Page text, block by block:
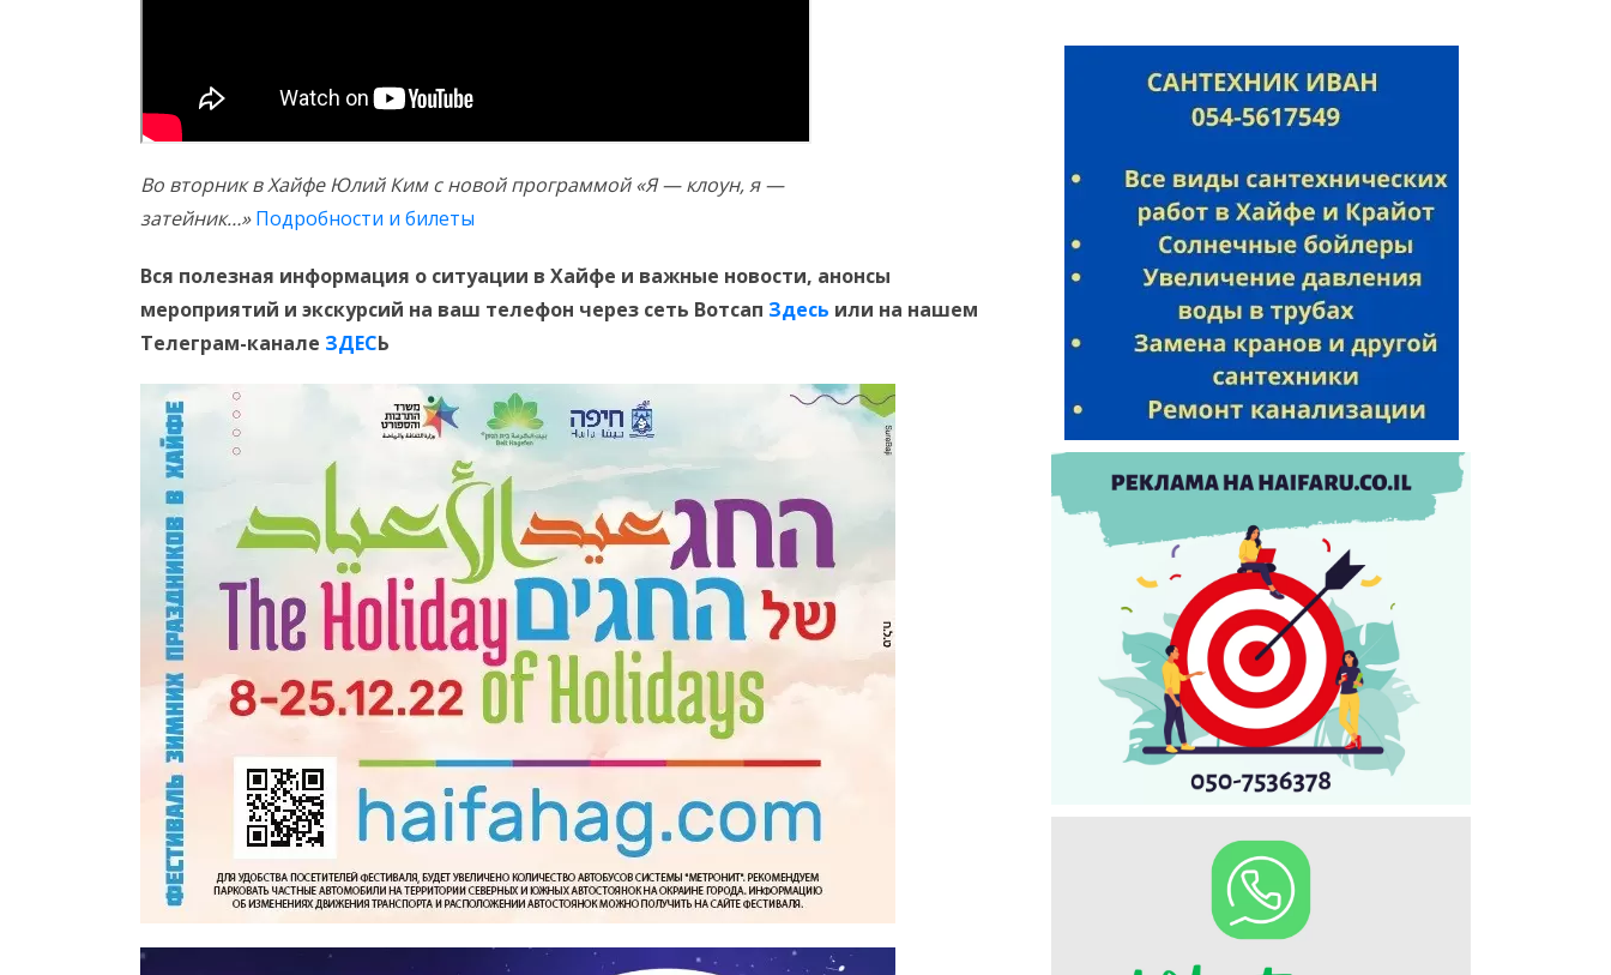
Во вторник в Хайфе Юлий Ким с новой программой «Я — клоун, я —
затейник…» Подробности и билеты
Вся полезная информация о ситуации в Хайфе и важные новости, анонсы
мероприятий и экскурсий на ваш телефон через сеть Вотсап Здесь или на нашем
Телеграм-канале ЗДЕСЬ